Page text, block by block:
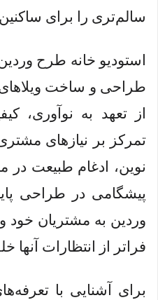
سالم‌تری را برای
استودیو خانه طرح
طراحی و ساخت
از تعهد به نوآوری،
تمرکز بر نیازهای
نوین، ادغام طبیعت در
پیشگامی در طراحی
وردین به مشتریان خود
فراتر از انتظارات آنها
برای آشنایی با